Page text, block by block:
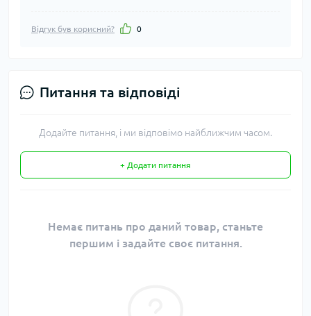
Відгук був корисний? 0
Питання та відповіді
Додайте питання, і ми відповімо найближчим часом.
+ Додати питання
Немає питань про даний товар, станьте
першим і задайте своє питання.